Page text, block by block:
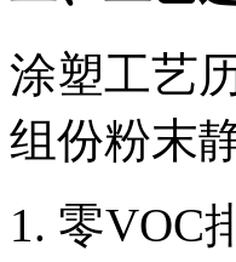
涂塑工艺
组份粉末
零VOC